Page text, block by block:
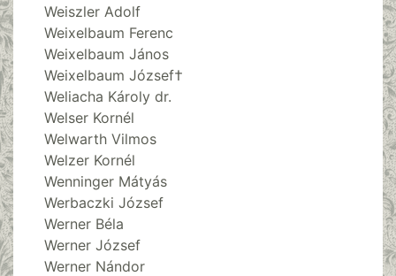
Weiszler Adolf
Weixelbaum Ferenc
Weixelbaum János
Weixelbaum József†
Weliacha Károly dr.
Welser Kornél
Welwarth Vilmos
Welzer Kornél
Wenninger Mátyás
Werbaczki József
Werner Béla
Werner József
Werner Nándor